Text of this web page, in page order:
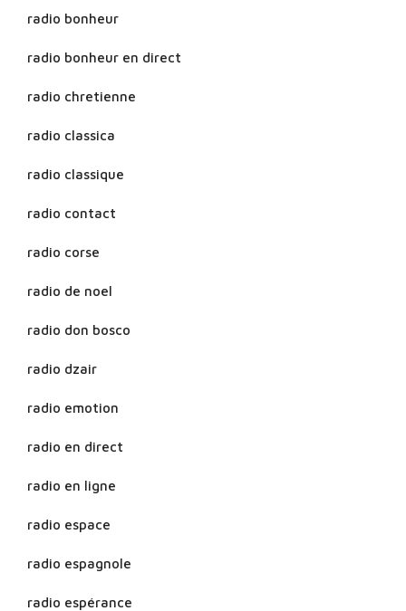
radio bonheur
radio bonheur en direct
radio chretienne
radio classica
radio classique
radio contact
radio corse
radio de noel
radio don bosco
radio dzair
radio emotion
radio en direct
radio en ligne
radio espace
radio espagnole
radio espérance